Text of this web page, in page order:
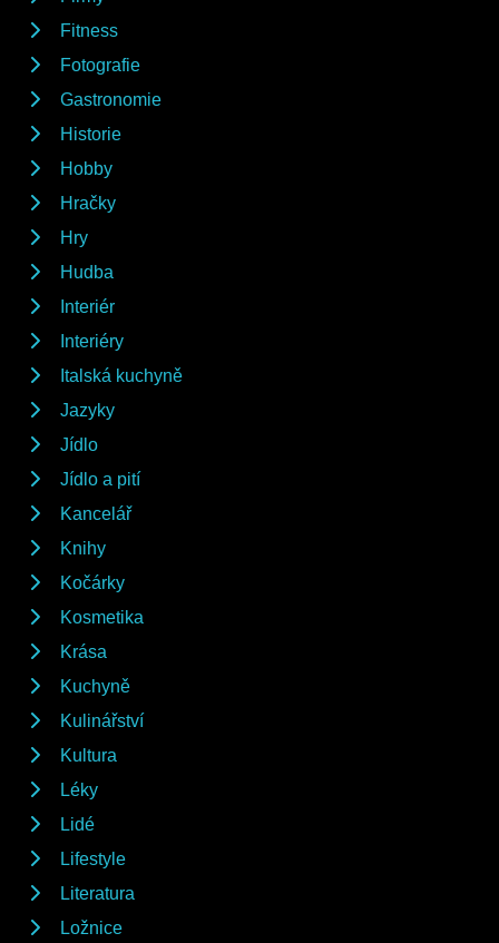
Fitness
Fotografie
Gastronomie
Historie
Hobby
Hračky
Hry
Hudba
Interiér
Interiéry
Italská kuchyně
Jazyky
Jídlo
Jídlo a pití
Kancelář
Knihy
Kočárky
Kosmetika
Krása
Kuchyně
Kulinářství
Kultura
Léky
Lidé
Lifestyle
Literatura
Ložnice